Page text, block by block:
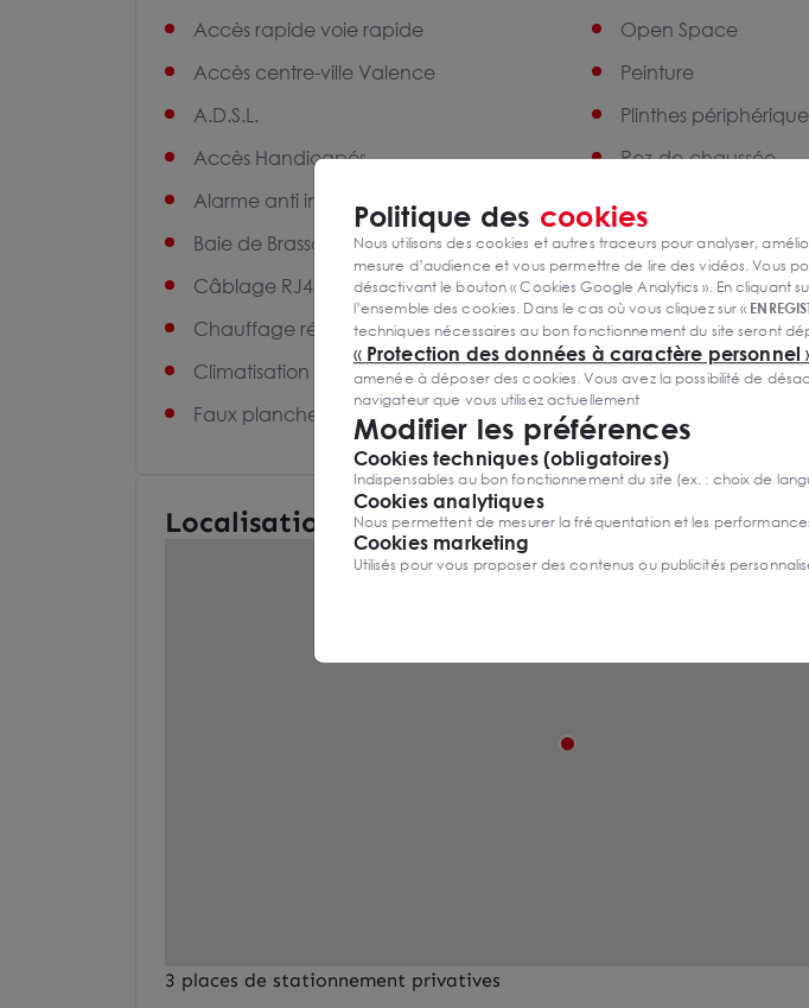
Accès rapide voie rapide
Accès centre-ville Valence
A.D.S.L.
Accès Handicapés
Alarme anti intrusions
Baie de Brassage
Câblage RJ45
Chauffage réversible
Climatisation
Faux plancher
Open Space
Peinture
Plinthes
Rez-de-chaussée
Sanitaires privés
Téléphone câblé
Vitrine
Disponibilité
Localisation et Transports
3 places de stationnement privatives
Politique des cookies
Nous utilisons des cookies et autres traceurs pour analyser,
mesure d’audience et vous permettre de lire des vidéos. Vous
désactivant le bouton « Cookies Google Analytics ». En cliquant
l’ensemble des cookies. Dans le cas où vous cliquez sur «
techniques nécessaires au bon fonctionnement du site seront
« Protection des données à caractère personnel
amenée à déposer des cookies. Vous avez la possibilité de
navigateur que vous utilisez actuellement
Modifier les préférences
Cookies techniques (obligatoires)
Indispensables au bon fonctionnement du site (ex. : choix de
Cookies analytiques
Nous permettent de mesurer la fréquentation et les
Cookies marketing
Utilisés pour vous proposer des contenus ou publicités